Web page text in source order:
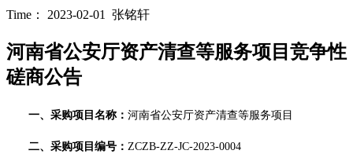
Time： 2023-02-01 张铭轩
河南省公安厅资产清查等服务项目竞争性
磋商公告
一、采购项目名称： 河南省公安厅资产清查等服务项目
二、采购项目编号： ZCZB-ZZ-JC-2023-0004